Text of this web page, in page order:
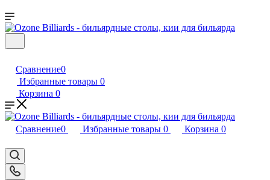
Сравнение0
Избранные товары 0
Корзина 0
Сравнение0 Избранные товары 0 Корзина 0